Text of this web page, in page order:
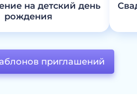
на детский день
рождения
приглашений